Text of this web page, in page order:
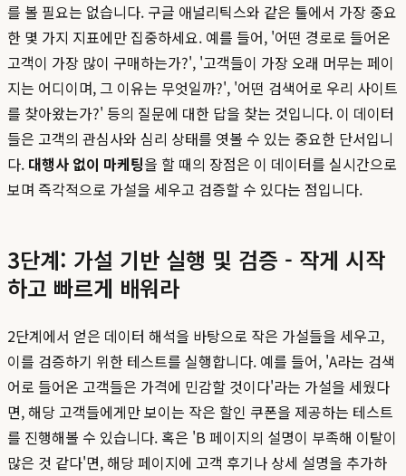
를 볼 필요는 없습니다. 구글 애널리틱스와 같은 툴에서 가장 중요
한 몇 가지 지표에만 집중하세요. 예를 들어, '어떤 경로로 들어온
고객이 가장 많이 구매하는가?', '고객들이 가장 오래 머무는 페이
지는 어디이며, 그 이유는 무엇일까?', '어떤 검색어로 우리 사이트
를 찾아왔는가?' 등의 질문에 대한 답을 찾는 것입니다. 이 데이터
들은 고객의 관심사와 심리 상태를 엿볼 수 있는 중요한 단서입니
다. 대행사 없이 마케팅을 할 때의 장점은 이 데이터를 실시간으로
보며 즉각적으로 가설을 세우고 검증할 수 있다는 점입니다.
3단계: 가설 기반 실행 및 검증 - 작게 시작
하고 빠르게 배워라
2단계에서 얻은 데이터 해석을 바탕으로 작은 가설들을 세우고,
이를 검증하기 위한 테스트를 실행합니다. 예를 들어, 'A라는 검색
어로 들어온 고객들은 가격에 민감할 것이다'라는 가설을 세웠다
면, 해당 고객들에게만 보이는 작은 할인 쿠폰을 제공하는 테스트
를 진행해볼 수 있습니다. 혹은 'B 페이지의 설명이 부족해 이탈이
많은 것 같다'면, 해당 페이지에 고객 후기나 상세 설명을 추가하